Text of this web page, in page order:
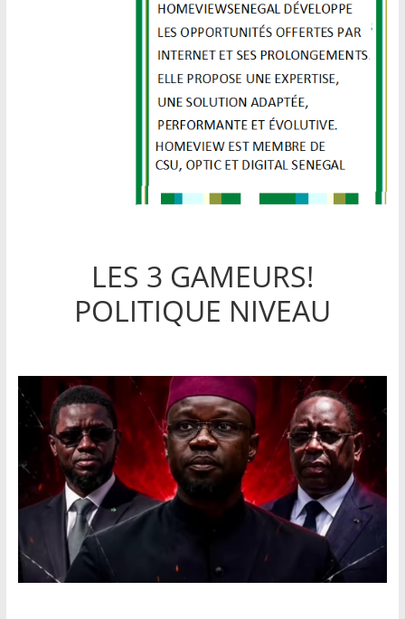
LES 3 GAMEURS!
POLITIQUE NIVEAU